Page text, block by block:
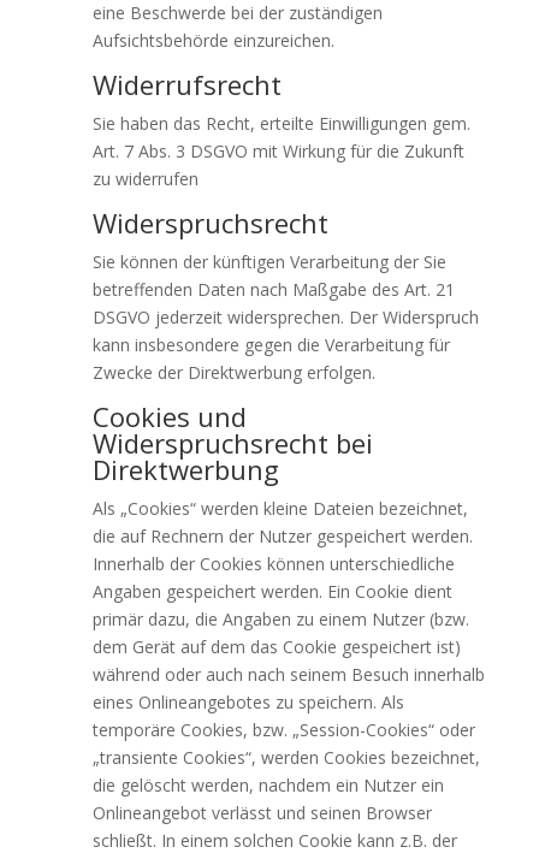
eine Beschwerde bei der zuständigen
Aufsichtsbehörde einzureichen.
Widerrufsrecht
Sie haben das Recht, erteilte Einwilligungen gem.
Art. 7 Abs. 3 DSGVO mit Wirkung für die Zukunft
zu widerrufen
Widerspruchsrecht
Sie können der künftigen Verarbeitung der Sie
betreffenden Daten nach Maßgabe des Art. 21
DSGVO jederzeit widersprechen. Der Widerspruch
kann insbesondere gegen die Verarbeitung für
Zwecke der Direktwerbung erfolgen.
Cookies und
Widerspruchsrecht bei
Direktwerbung
Als „Cookies“ werden kleine Dateien bezeichnet,
die auf Rechnern der Nutzer gespeichert werden.
Innerhalb der Cookies können unterschiedliche
Angaben gespeichert werden. Ein Cookie dient
primär dazu, die Angaben zu einem Nutzer (bzw.
dem Gerät auf dem das Cookie gespeichert ist)
während oder auch nach seinem Besuch innerhalb
eines Onlineangebotes zu speichern. Als
temporäre Cookies, bzw. „Session-Cookies“ oder
„transiente Cookies“, werden Cookies bezeichnet,
die gelöscht werden, nachdem ein Nutzer ein
Onlineangebot verlässt und seinen Browser
schließt. In einem solchen Cookie kann z.B. der